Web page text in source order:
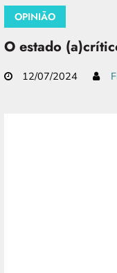
OPINIÃO
O estado
12/07/2024